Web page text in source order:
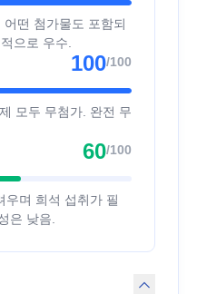
떤 첨가물도 포함되
으로 우수.
100/100
모두 무첨가. 완전 무
60/100
우며 희석 섭취가 필
은 낮음.